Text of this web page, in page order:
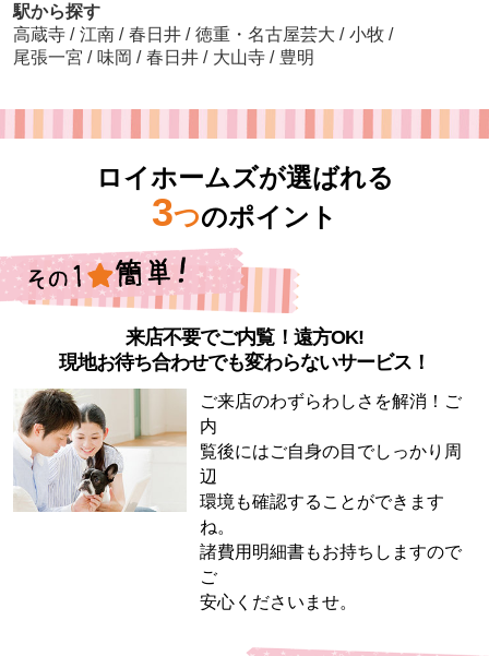
駅から探す
高蔵寺 / 江南 / 春日井 / 徳重・名古屋芸大 / 小牧 /
尾張一宮 / 味岡 / 春日井 / 大山寺 / 豊明
ロイホームズが選ばれる
3つのポイント
来店不要でご内覧！遠方OK!
現地お待ち合わせでも変わらないサービス！
ご来店のわずらわしさを解消！ご
内
覧後にはご自身の目でしっかり周
辺
環境も確認することができます
ね。
諸費用明細書もお持ちしますので
ご
安心くださいませ。